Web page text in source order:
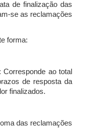
de finalização das
se as reclamações
forma:
Corresponde ao total
de resposta da
finalizados.
das reclamações